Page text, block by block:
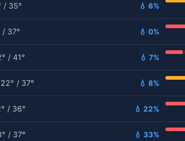
/ 35° 💧 6%
/ 37° 💧 0%
/ 41° 💧 7%
22° / 37° 💧 8%
/ 36° 💧 22%
/ 37° 💧 33%